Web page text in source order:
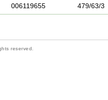
006119655 479/63/3
reserved.